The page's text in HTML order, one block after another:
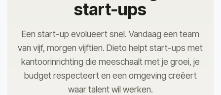
start-ups
Een start-up evolueert snel. Vandaag een team
van vijf, morgen vijftien. Dieto helpt start-ups met
kantoorinrichting die meeschaalt met je groei, je
budget respecteert en een omgeving creëert
waar talent wil werken.